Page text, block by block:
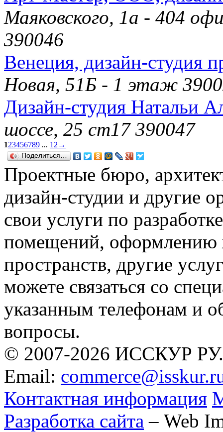
Маяковского, 1а - 404
390046
Венеция, дизайн-студия
Новая, 51Б - 1 этаж
Дизайн-студия Натальи
шоссе, 25 ст17 390047
123456789 ... 12 →
Поделиться…
Проектные бюро,
дизайн-студии и другие
свои услуги по
помещений,
пространств, другие
можете связаться со
указанным телефонам и
вопросы.
© 2007-2026 ИССКУР РУ.
Email:
Контактная информация
Разработка сайта – Web